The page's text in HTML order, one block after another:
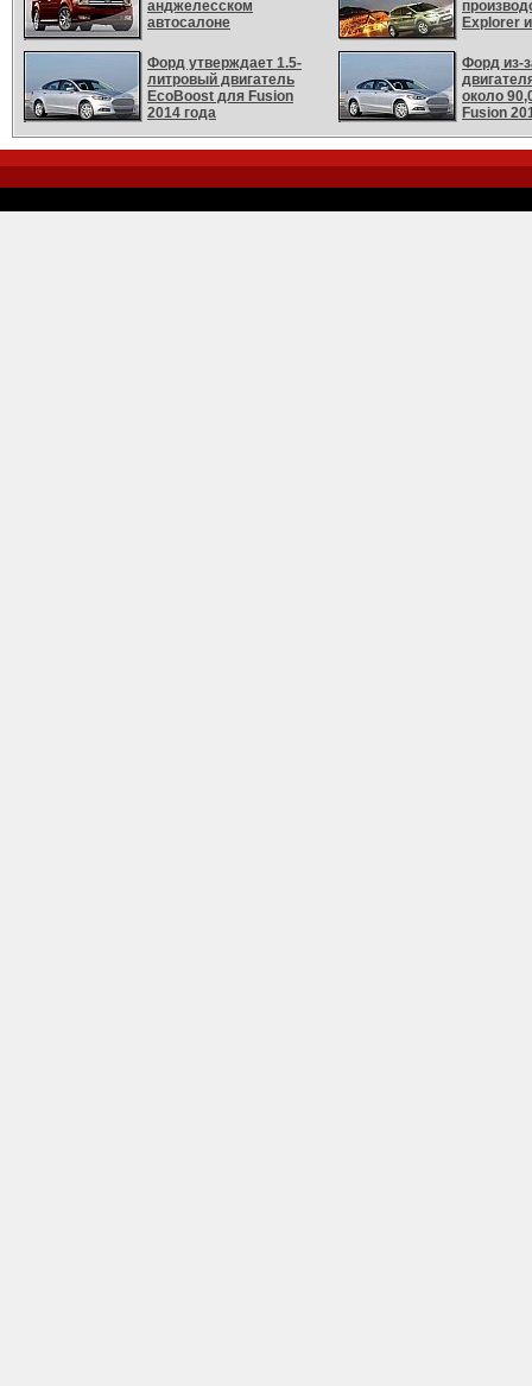
анджелесском
автосалоне
Форд утверждает 1.5-
литровый двигатель
EcoBoost для Fusion
2014 года
Explorer
Форд из-
около
Fusion